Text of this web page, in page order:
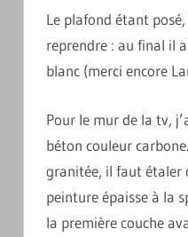
Le plafond étant
reprendre : au final il
blanc (merci encore
Pour le mur de la tv,
béton couleur
granitée, il faut étaler
peinture épaisse à la
la première couche